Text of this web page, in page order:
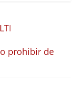
prohibir de